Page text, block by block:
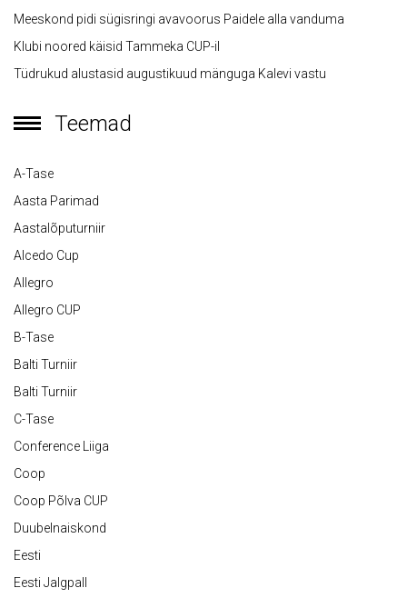
Meeskond pidi sügisringi avavoorus Paidele alla vanduma
Klubi noored käisid Tammeka CUP-il
Tüdrukud alustasid augustikuud mänguga Kalevi vastu
Teemad
A-Tase
Aasta Parimad
Aastalõputurniir
Alcedo Cup
Allegro
Allegro CUP
B-Tase
Balti Turniir
Balti Turniir
C-Tase
Conference Liiga
Coop
Coop Põlva CUP
Duubelnaiskond
Eesti
Eesti Jalgpall